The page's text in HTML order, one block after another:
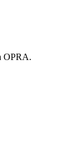
OPRA.